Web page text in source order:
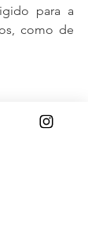
para a
como de